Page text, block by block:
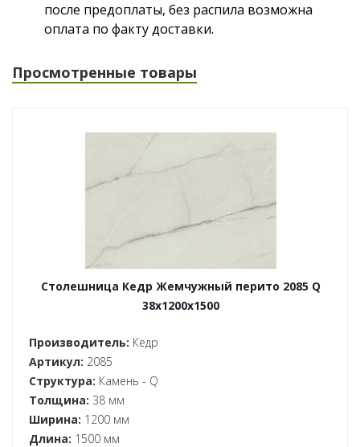
после предоплаты, без распила возможна
оплата по факту доставки.
Просмотренные товары
Столешница Кедр Жемчужный перито 2085 Q
38x1200x1500
Производитель: Кедр
Артикул: 2085
Структура: Камень - Q
Толщина: 38 мм
Ширина: 1200 мм
Длина: 1500 мм